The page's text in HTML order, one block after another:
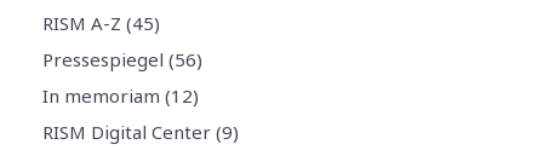
RISM A-Z (45)
Pressespiegel (56)
In memoriam (12)
RISM Digital Center (9)